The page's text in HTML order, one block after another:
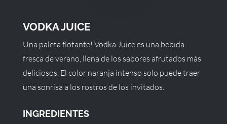
VODKA JUICE
Una paleta flotante! Vodka Juice es una bebida
fresca de verano, llena de los sabores afrutados más
deliciosos. El color naranja intenso solo puede traer
una sonrisa a los rostros de los invitados.
INGREDIENTES